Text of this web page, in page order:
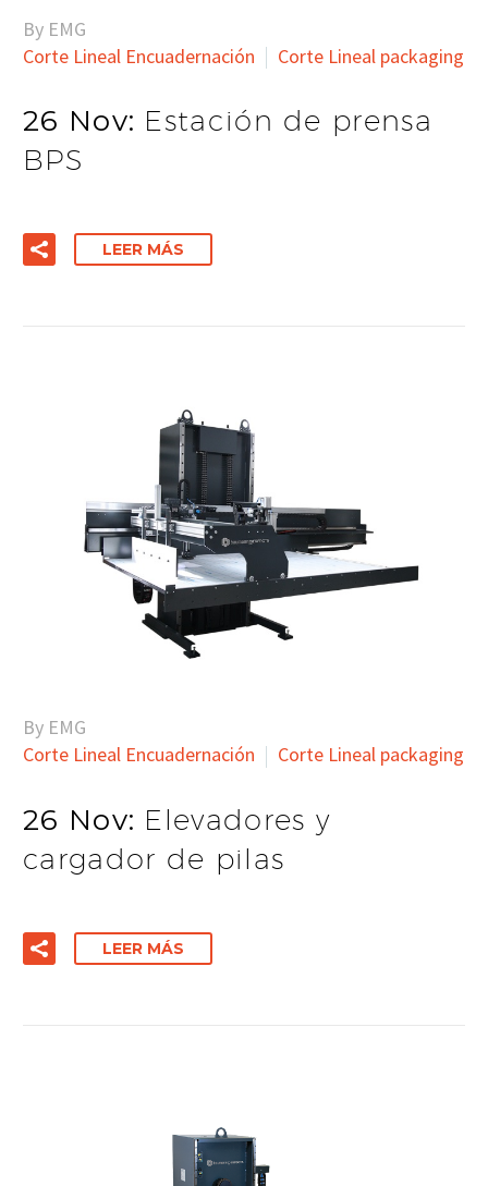
By EMG
Corte Lineal Encuadernación
Corte Lineal packaging
26 Nov: Estación de prensa
BPS
LEER MÁS
By EMG
Corte Lineal Encuadernación
Corte Lineal packaging
26 Nov: Elevadores y
cargador de pilas
LEER MÁS